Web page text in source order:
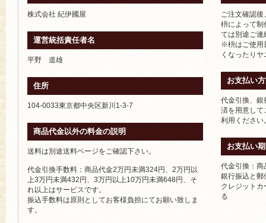
株式会社 紀伊國屋
運営統括責任者名
平野 道雄
住所
104-0033東京都中央区新川1-3-7
商品代金以外の料金の説明
送料は別途送料ページをご確認下さい。
代金引換手数料：商品代金2万円未満324円、2万円以
上3万円未満432円、3万円以上10万円未満648円、そ
れ以上はサービスです。
振込手数料は原則としてお客様負担にてお願い致しま
す。
ご注文確認
枡によって制
ては別途ご連
※枡はご使用
くなったり
お支払い
代金引換、銀
済を用意して
利用ください
お支払い
代金引換：商
銀行振込と郵
クレジット
る